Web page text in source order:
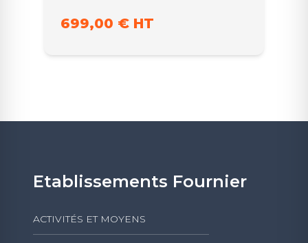
699,00 € HT
Etablissements Fournier
ACTIVITÉS ET MOYENS